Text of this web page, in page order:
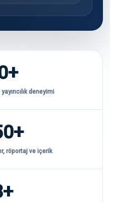
deneyimi
röportaj ve içerik